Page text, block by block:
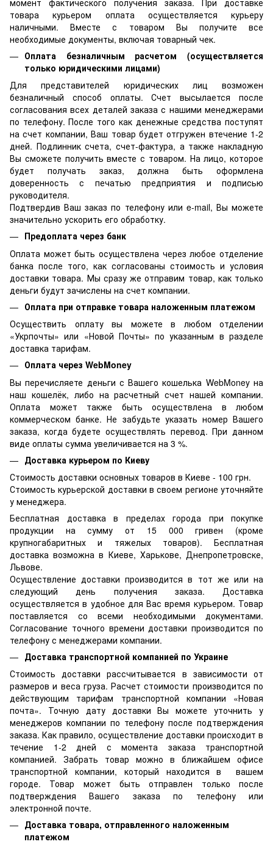
момент фактического получения заказа. При доставке
товара курьером оплата осуществляется курьеру
наличными. Вместе с товаром Вы получите все
необходимые документы, включая товарный чек.
Оплата безналичным расчетом (осуществляется
только юридическими лицами)
Для представителей юридических лиц возможен
безналичный способ оплаты. Счет высылается после
согласования всех деталей заказа с нашими менеджерами
по телефону. После того как денежные средства поступят
на счет компании, Ваш товар будет отгружен втечение 1-2
дней. Подлинник счета, счет-фактура, а также накладную
Вы сможете получить вместе с товаром. На лицо, которое
будет получать заказ, должна быть оформлена
доверенность с печатью предприятия и подписью
руководителя.
Подтвердив Ваш заказ по телефону или e-mail, Вы можете
значительно ускорить его обработку.
Предоплата через банк
Оплата может быть осуществлена через любое отделение
банка после того, как согласованы стоимость и условия
доставки товара. Мы сразу же отправим товар, как только
деньги будут зачислены на счет компании.
Оплата при отправке товара наложенным платежом
Осуществить оплату вы можете в любом отделении
«Укрпочты» или «Новой Почты» по указанным в разделе
доставка тарифам.
Оплата через WebMoney
Вы перечисляете деньги с Вашего кошелька WebMoney на
наш кошелёк, либо на расчетный счет нашей компании.
Оплата может также быть осуществлена в любом
коммерческом банке. Не забудьте указать номер Вашего
заказа, когда будете осуществлять перевод. При данном
виде оплаты сумма увеличивается на 3 %.
Доставка курьером по Киеву
Стоимость доставки основных товаров в Киеве - 100 грн.
Стоимость курьерской доставки в своем регионе уточняйте
у менеджера.
Бесплатная доставка в пределах города при покупке
продукции на сумму от 15 000 гривен (кроме
крупногабаритных и тяжелых товаров). Бесплатная
доставка возможна в Киеве, Харькове, Днепропетровске,
Львове.
Осуществление доставки производится в тот же или на
следующий день получения заказа. Доставка
осуществляется в удобное для Вас время курьером. Товар
поставляется со всеми необходимыми документами.
Согласование точного времени доставки производится по
телефону с менеджерами компании.
Доставка транспортной компанией по Украине
Стоимость доставки рассчитывается в зависимости от
размеров и веса груза. Расчет стоимости производится по
действующим тарифам транспортной компании «Новая
почта». Точную дату доставки Вы можете уточнить у
менеджеров компании по телефону после подтверждения
заказа. Как правило, осуществление доставки происходит в
течение 1-2 дней с момента заказа транспортной
компанией. Забрать товар можно в ближайшем офисе
транспортной компании, который находится в вашем
городе. Товар может быть отправлен только после
подтверждения Вашего заказа по телефону или
электронной почте.
Доставка товара, отправленного наложенным
платежом